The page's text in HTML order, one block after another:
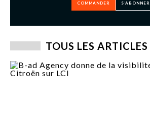
COMMANDER S’ABONNER
TOUS LES ARTICLES